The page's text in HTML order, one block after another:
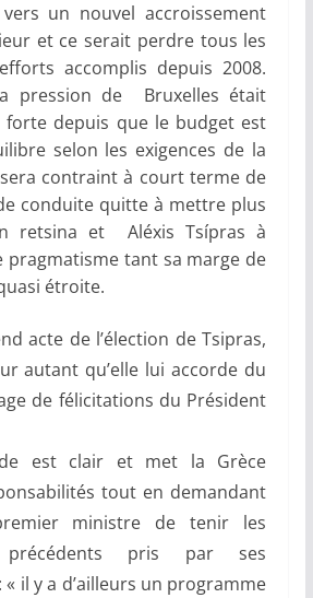
un nouvel accroissement
et ce serait perdre tous les
accomplis depuis 2008.
pression de Bruxelles était
forte depuis que le budget est
selon les exigences de la
sera contraint à court terme de
conduite quitte à mettre plus
retsina et Aléxis Tsípras à
pragmatisme tant sa marge de
étroite.
acte de l’élection de Tsipras,
autant qu’elle lui accorde du
de félicitations du Président
est clair et met la Grèce
tout en demandant
ministre de tenir les
précédents pris par ses
il y a d’ailleurs un programme